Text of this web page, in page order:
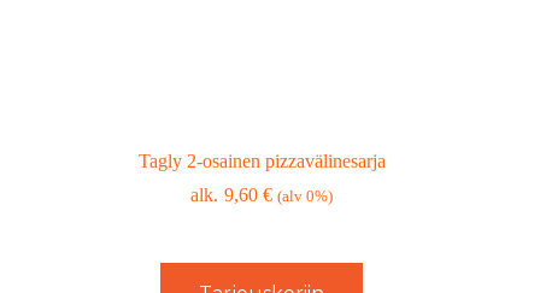
Tagly 2-osainen pizzavälinesarja
9,60€ (alv 0%)